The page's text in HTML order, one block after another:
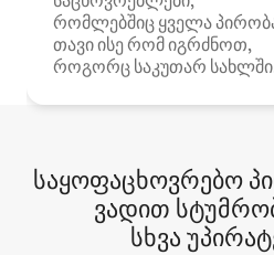
რომლებშიც ყველა
თავი ისე რომ იგრძნოთ,
როგორც საკუთარ
საყოფაცხოვრებო
ვადით
სხვა